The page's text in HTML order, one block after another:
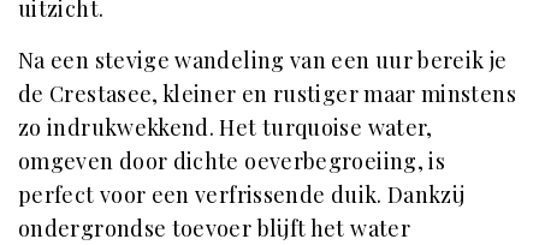
uitzicht.
Na een stevige wandeling van een uur bereik je
de Crestasee, kleiner en rustiger maar minstens
zo indrukwekkend. Het turquoise water,
omgeven door dichte oeverbegroeiing, is
perfect voor een verfrissende duik. Dankzij
ondergrondse toevoer blijft het water